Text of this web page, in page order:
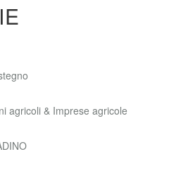
agricoli & Imprese agricole